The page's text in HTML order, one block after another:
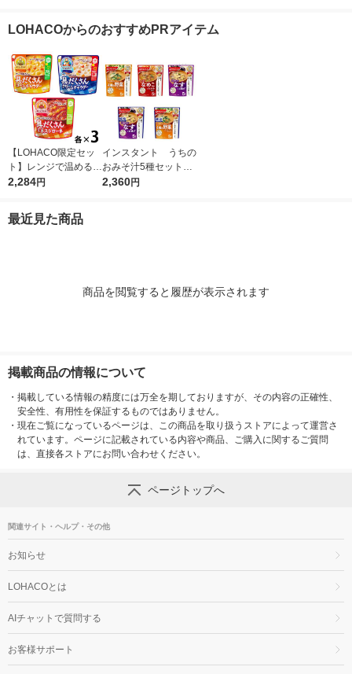
LOHACOからのおすすめPRアイテム
【LOHACO限定セッ
ト】レンジで温めるだ
け♪ 江崎グリコ クレ
セット（9食）
2,284円
インスタント うちの
おみそ汁5種セット
1箱(25食入) アマノ
2,360円
最近見た商品
商品を閲覧すると履歴が表示されます
掲載商品の情報について
・ 掲載している情報の精度には万全を期しておりますが、その内容の正確性、
安全性、有用性を保証するものではありません。
・ 現在ご覧になっているページは、この商品を取り扱うストアによって運営さ
れています。ページに記載されている内容や商品、ご購入に関するご質問
は、直接各ストアにお問い合わせください。
ページトップへ
関連サイト・ヘルプ・その他
お知らせ
LOHACOとは
AIチャットで質問する
お客様サポート